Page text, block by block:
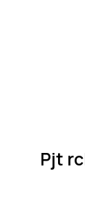
pjt